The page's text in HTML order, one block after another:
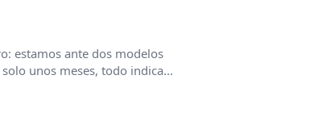
estamos ante dos modelos
unos meses, todo indica...